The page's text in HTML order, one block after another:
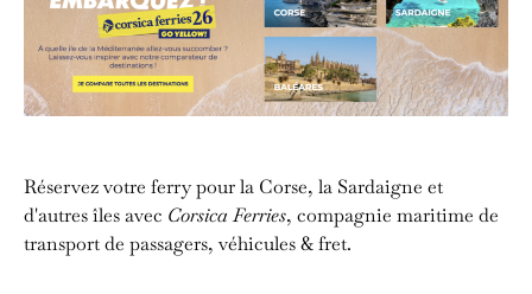
Réservez votre ferry pour la Corse, la Sardaigne et
d'autres îles avec Corsica Ferries, compagnie maritime de
transport de passagers, véhicules & fret.